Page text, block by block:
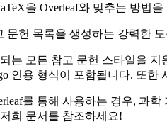
을 Overleaf와 맞추는 방법
문헌 목록을 생성하는 강력한
는 모든 참고 문헌 스타일을
인용 형식이 포함됩니다. 또
를 통해 사용하는 경우, 과
희 문서를 참조하세요!